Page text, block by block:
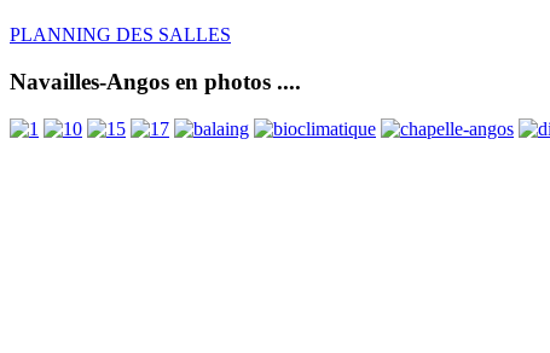
PLANNING DES SALLES
Navailles-Angos en photos ....